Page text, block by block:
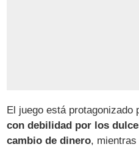
El juego está protagonizado
con debilidad por los
cambio de dinero,